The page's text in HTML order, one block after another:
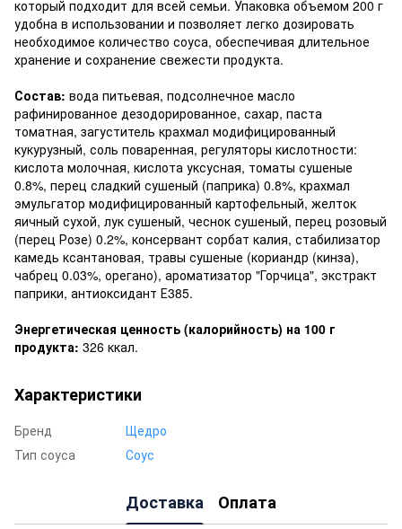
который подходит для всей семьи. Упаковка объемом 200 г
удобна в использовании и позволяет легко дозировать
необходимое количество соуса, обеспечивая длительное
хранение и сохранение свежести продукта.
Состав: вода питьевая, подсолнечное масло
рафинированное дезодорированное, сахар, паста
томатная, загуститель крахмал модифицированный
кукурузный, соль поваренная, регуляторы кислотности:
кислота молочная, кислота уксусная, томаты сушеные
0.8%, перец сладкий сушеный (паприка) 0.8%, крахмал
эмульгатор модифицированный картофельный, желток
яичный сухой, лук сушеный, чеснок сушеный, перец розовый
(перец Розе) 0.2%, консервант сорбат калия, стабилизатор
камедь ксантановая, травы сушеные (кориандр (кинза),
чабрец 0.03%, орегано), ароматизатор "Горчица", экстракт
паприки, антиоксидант Е385.
Энергетическая ценность (калорийность) на 100 г
продукта: 326 ккал.
Характеристики
Бренд
Щедро
Тип соуса
Соус
Доставка Оплата